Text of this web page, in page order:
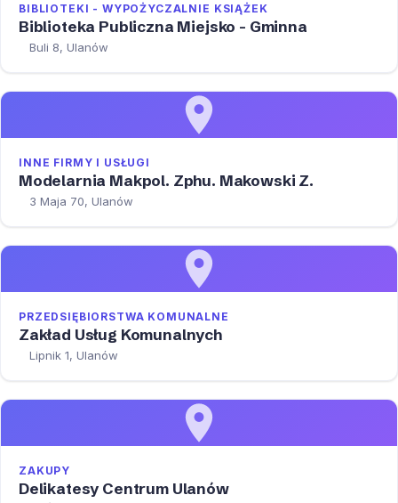
BIBLIOTEKI - WYPOŻYCZALNIE KSIĄŻEK
Biblioteka Publiczna Miejsko - Gminna
Buli 8, Ulanów
INNE FIRMY I USŁUGI
Modelarnia Makpol. Zphu. Makowski Z.
3 Maja 70, Ulanów
PRZEDSIĘBIORSTWA KOMUNALNE
Zakład Usług Komunalnych
Lipnik 1, Ulanów
ZAKUPY
Delikatesy Centrum Ulanów